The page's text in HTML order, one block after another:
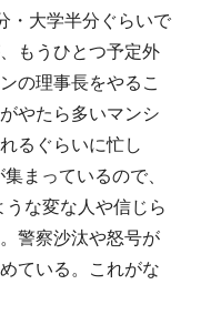
・大学半分ぐらいで
もうひとつ予定外
の理事長をやるこ
やたら多いマンシ
るぐらいに忙し
まっているので、
な変な人や信じら
警察沙汰や怒号が
ている。これがな